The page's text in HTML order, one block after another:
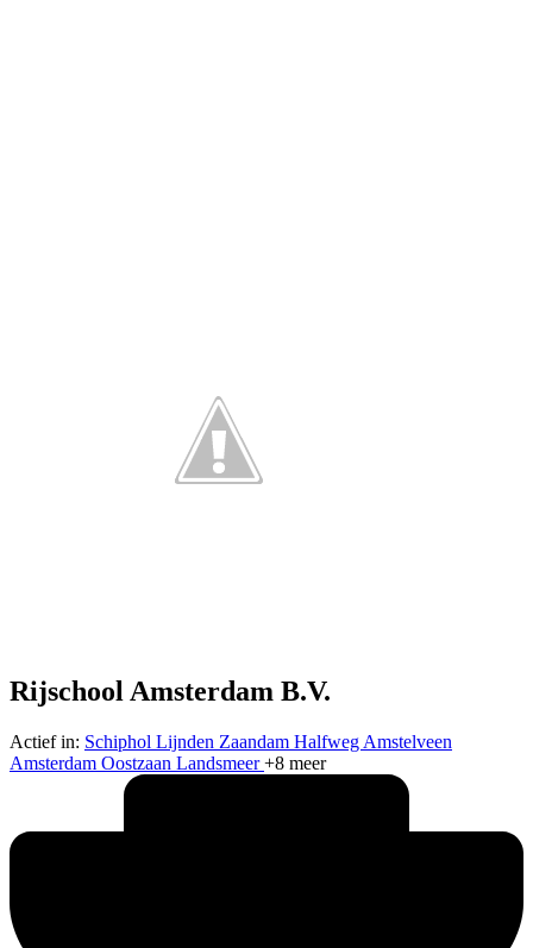
Rijschool Amsterdam B.V.
Actief in: Schiphol Lijnden Zaandam Halfweg Amstelveen
Amsterdam Oostzaan Landsmeer+8 meer